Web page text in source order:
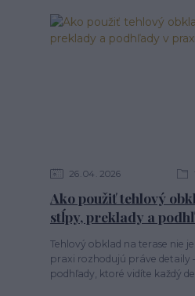
26 04 2026
Ako použiť tehlový
stĺpy, preklady a
Tehlový obklad na terase nie
praxi rozhodujú práve detaily
podhľady, ktoré vidíte každý